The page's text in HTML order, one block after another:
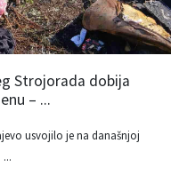
Strojorada dobija
– ...
usvojilo je na današnjoj